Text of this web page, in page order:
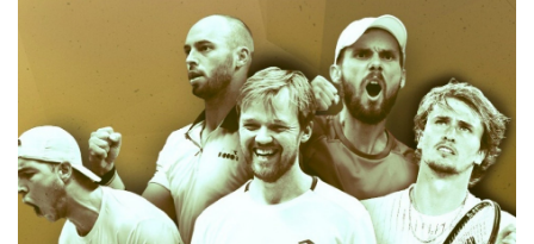
30 Jahre nach Mord an Tupac Shakur: Prozess in Las Vegas
Mindestens 111 Tote bei schwerem Erdbeben in Kolumbien
Erste deutsche Medaille: Mabry holt EM-Bronze
Mehr als 70 Prozent Englands von Dürre betroffen
Mindestens 111 Tote bei schwerem Erdbeben in Kolumbien -
Katastrophenfall ausgerufen